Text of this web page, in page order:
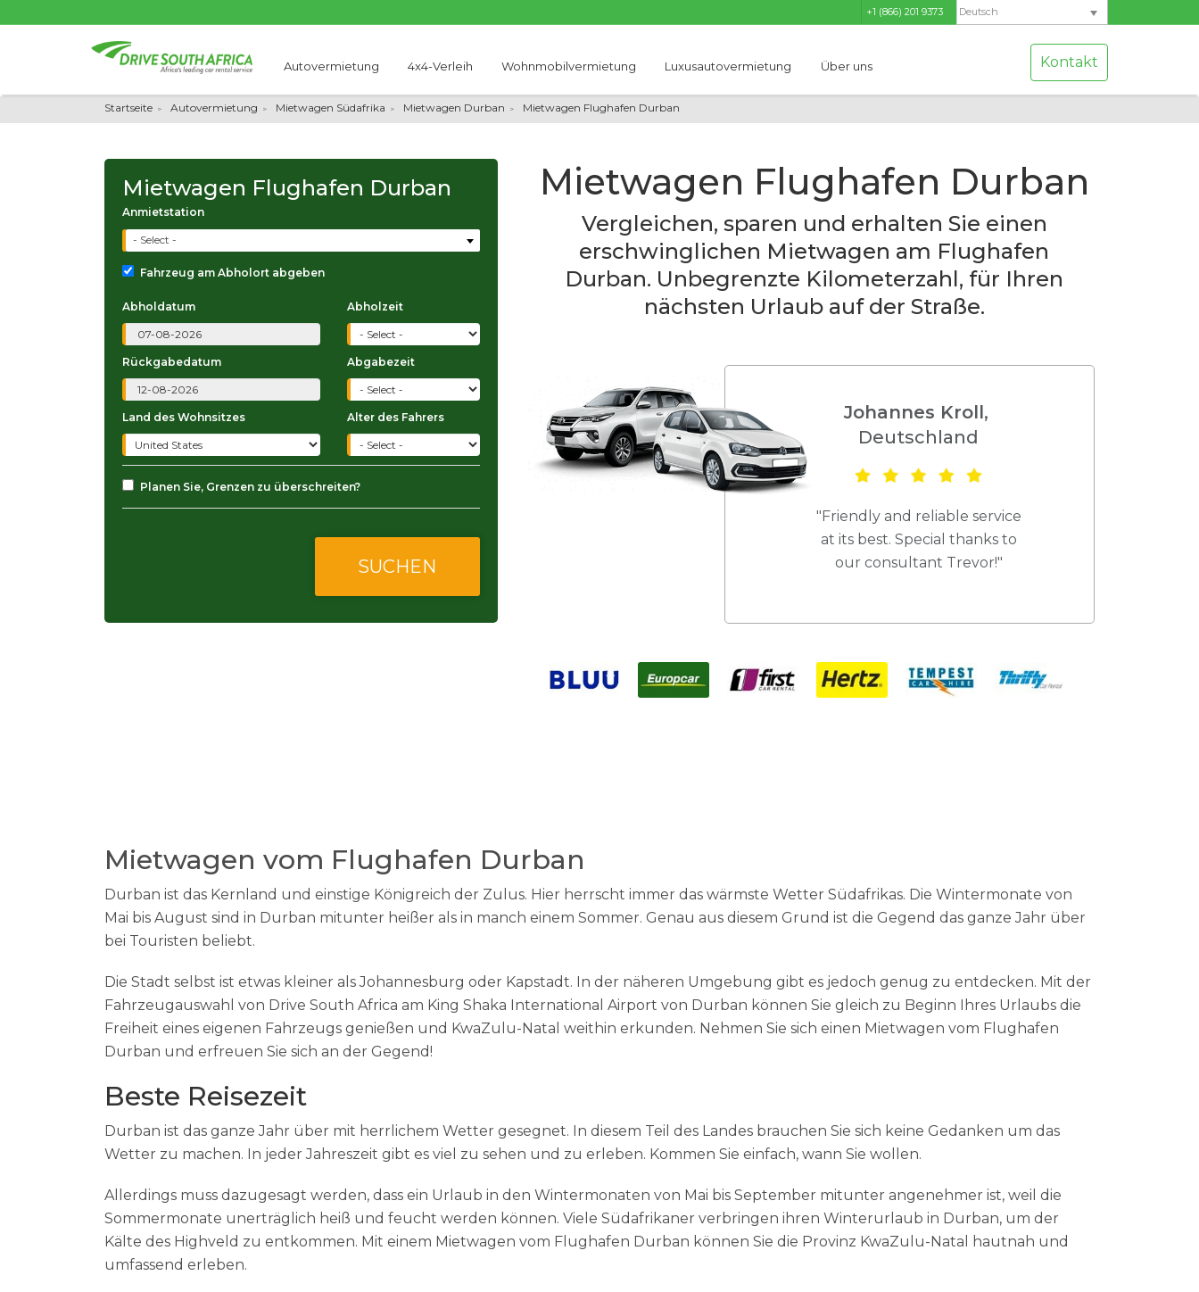
+1 (866) 201 9373 Deutsch
Autovermietung 4x4-Verleih Wohnmobilvermietung Luxusautovermietung Über uns Kontakt
Startseite Autovermietung Mietwagen Südafrika Mietwagen Durban Mietwagen Flughafen Durban
Mietwagen Flughafen Durban
Vergleichen, sparen und erhalten Sie einen
erschwinglichen Mietwagen am Flughafen
Durban. Unbegrenzte Kilometerzahl, für Ihren
nächsten Urlaub auf der Straße.
Mietwagen Flughafen Durban
Anmietstation
- Select -
Fahrzeug am Abholort abgeben
Abholdatum Abholzeit
Rückgabedatum Abgabezeit
Land des Wohnsitzes Alter des Fahrers
Planen Sie, Grenzen zu überschreiten?
Johannes Kroll,
Deutschland
"Friendly and reliable service
at its best. Special thanks to
our consultant Trevor!"
Mietwagen vom Flughafen Durban
Durban ist das Kernland und einstige Königreich der Zulus. Hier herrscht immer das wärmste Wetter Südafrikas. Die Wintermonate von
Mai bis August sind in Durban mitunter heißer als in manch einem Sommer. Genau aus diesem Grund ist die Gegend das ganze Jahr über
bei Touristen beliebt.
Die Stadt selbst ist etwas kleiner als Johannesburg oder Kapstadt. In der näheren Umgebung gibt es jedoch genug zu entdecken. Mit der
Fahrzeugauswahl von Drive South Africa am King Shaka International Airport von Durban können Sie gleich zu Beginn Ihres Urlaubs die
Freiheit eines eigenen Fahrzeugs genießen und KwaZulu-Natal weithin erkunden. Nehmen Sie sich einen Mietwagen vom Flughafen
Durban und erfreuen Sie sich an der Gegend!
Beste Reisezeit
Durban ist das ganze Jahr über mit herrlichem Wetter gesegnet. In diesem Teil des Landes brauchen Sie sich keine Gedanken um das
Wetter zu machen. In jeder Jahreszeit gibt es viel zu sehen und zu erleben. Kommen Sie einfach, wann Sie wollen.
Allerdings muss dazugesagt werden, dass ein Urlaub in den Wintermonaten von Mai bis September mitunter angenehmer ist, weil die
Sommermonate unerträglich heiß und feucht werden können. Viele Südafrikaner verbringen ihren Winterurlaub in Durban, um der
Kälte des Highveld zu entkommen. Mit einem Mietwagen vom Flughafen Durban können Sie die Provinz KwaZulu-Natal hautnah und
umfassend erleben.